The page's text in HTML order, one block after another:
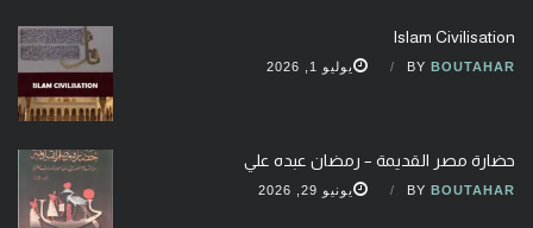
Islam Civilisation
BY BOUTAHAR يوليو 1, 2026
حضارة مصر القديمة – رمضان عبده علي
BY BOUTAHAR يونيو 29, 2026